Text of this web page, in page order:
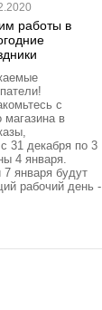
работы в
с
в
31 декабря по 3
4 января.
7 января будут
рабочий день -